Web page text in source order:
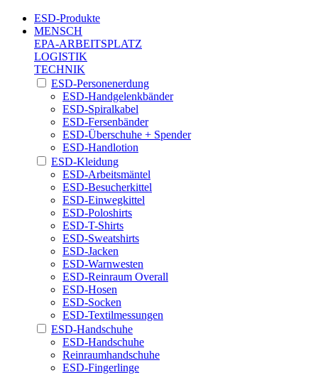
ESD-Produkte
MENSCH
EPA-ARBEITSPLATZ
LOGISTIK
TECHNIK
ESD-Personenerdung
ESD-Handgelenkbänder
ESD-Spiralkabel
ESD-Fersenbänder
ESD-Überschuhe + Spender
ESD-Handlotion
ESD-Kleidung
ESD-Arbeitsmäntel
ESD-Besucherkittel
ESD-Einwegkittel
ESD-Poloshirts
ESD-T-Shirts
ESD-Sweatshirts
ESD-Jacken
ESD-Warnwesten
ESD-Reinraum Overall
ESD-Hosen
ESD-Socken
ESD-Textilmessungen
ESD-Handschuhe
ESD-Handschuhe
Reinraumhandschuhe
ESD-Fingerlinge